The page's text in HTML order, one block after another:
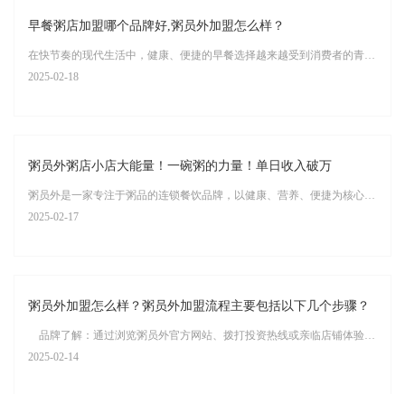
早餐粥店加盟哪个品牌好,粥员外加盟怎么样？
在快节奏的现代生活中，健康、便捷的早餐选择越来越受到消费者的青睐。粥品作为传统早餐的代表，以其营养丰富、易于消化的特点，成为许多人的首选。而粥员外作为粥品行业的知名品牌，凭借其独特的品牌优势和成熟的加盟体系，成为众多创业者的首选。那么，粥员外加盟到底怎么样？早餐粥店加盟哪个品牌好？本文将为您详细解析。
2025-02-18
粥员外粥店小店大能量！一碗粥的力量！单日收入破万
粥员外是一家专注于粥品的连锁餐饮品牌，以健康、营养、便捷为核心理念，提供多样化的粥品和小吃，满足现代消费者对快速、健康餐饮的需求。“粥员外粥店：小店大能量，一碗粥的力量，单日收入破万！
2025-02-17
粥员外加盟怎么样？粥员外加盟流程主要包括以下几个步骤？
品牌了解：通过浏览粥员外官方网站、拨打投资热线或亲临店铺体验等方式，对粥员外品牌进行初步了解。 市场调研：对餐饮行业进行市场调研，了解目标客群的需求、竞争对手的态势以及粥员外品牌在市场上的定位。
2025-02-14